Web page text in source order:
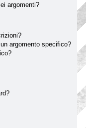
argomenti?
argomento specifico?